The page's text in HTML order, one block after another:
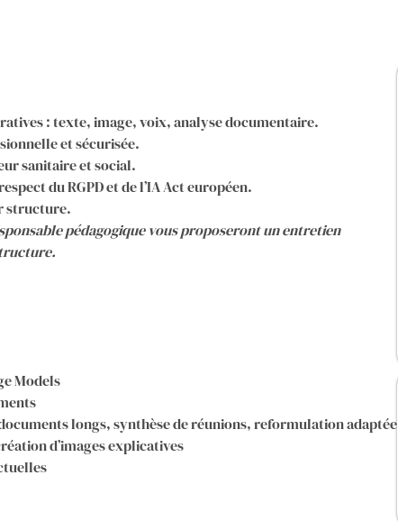
: texte, image, voix, analyse documentaire.
et sécurisée.
sanitaire et social.
du RGPD et de l’IA Act européen.
structure.
pédagogique vous proposeront un entretien
Models
longs, synthèse de réunions, reformulation adaptée
d’images explicatives